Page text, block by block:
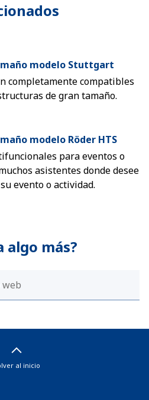
modelo Stuttgart
completamente compatibles
de gran tamaño.
modelo Röder HTS
para eventos o
asistentes donde desee
evento o actividad.
algo más?
al inicio